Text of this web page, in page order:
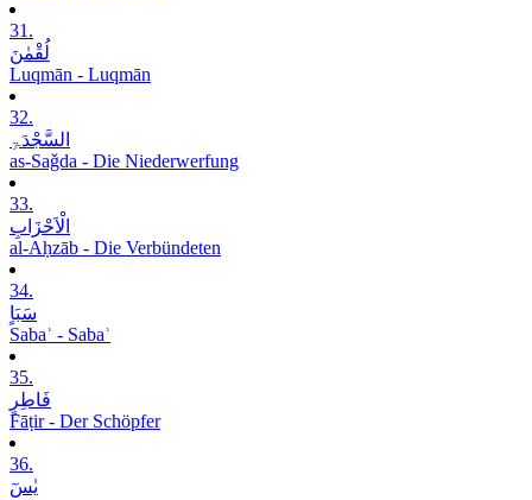
31.
لُقْمٰنَ
Luqmān - Luqmān
32.
السَّجْدَۃِ
as-Saǧda - Die Niederwerfung
33.
الْاَحْزَابِ
al-Aḥzāb - Die Verbündeten
34.
سَبَاٍ
Sabaʾ - Sabaʾ
35.
فَاطِرٍ
Fāṭir - Der Schöpfer
36.
یٰسٓ